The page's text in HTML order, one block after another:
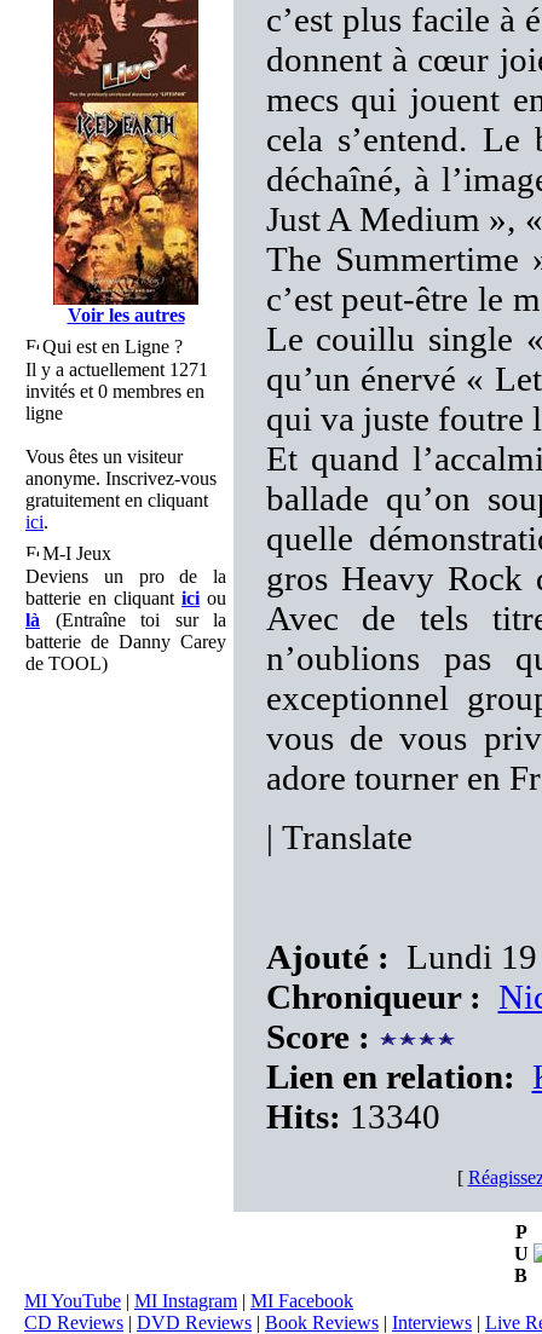
Voir les autres
Qui est en Ligne ?
Il y a actuellement 1271
invités et 0 membres en
ligne
Vous êtes un visiteur
anonyme. Inscrivez-vous
gratuitement en cliquant
ici.
M-I Jeux
Deviens un pro de la
batterie en cliquant ici ou
là (Entraîne toi sur la
batterie de Danny Carey
de TOOL)
c’est plus facile à
donnent à cœur
mecs qui jouent
cela s’entend.
déchaîné, à
Just A Medium »,
The Summertime
c’est peut-être le
Le couillu single
qu’un énervé «
qui va juste foutre
Et quand
ballade qu’on
quelle
gros Heavy Rock
Avec de tels
n’oublions pas
exceptionnel
vous de vous
adore tourner en
| Translate
Ajouté : Lundi
Chroniqueur :
Score :
Lien en relation:
Hits: 13340
[
P
U
B
MI YouTube | MI Instagram | MI Facebook
CD Reviews | DVD Reviews | Book Reviews | Interviews | Live